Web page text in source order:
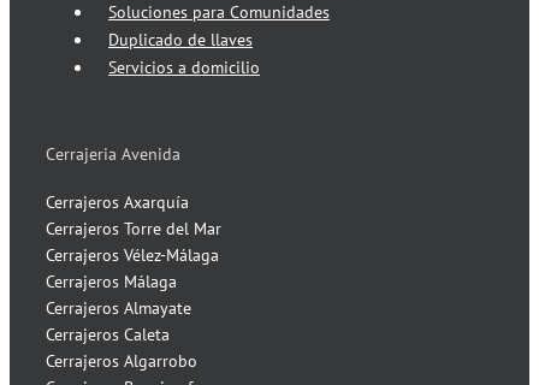
Soluciones para Comunidades
Duplicado de llaves
Servicios a domicilio
Cerrajeria Avenida
Cerrajeros Axarquía
Cerrajeros Torre del Mar
Cerrajeros Vélez-Málaga
Cerrajeros Málaga
Cerrajeros Almayate
Cerrajeros Caleta
Cerrajeros Algarrobo